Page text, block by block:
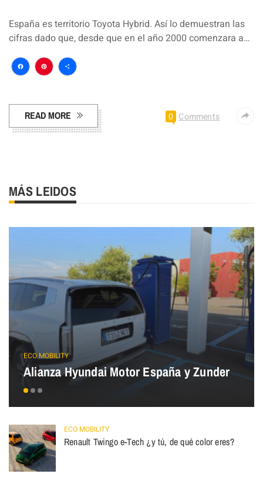
España es territorio Toyota Hybrid. Así lo demuestran las
cifras dado que, desde que en el año 2000 comenzara a…
Facebook
Pinterest
Compartir
READ MORE 0 Comments
MÁS LEIDOS
ECO MOBILITY
Alianza Hyundai Motor España y Zunder
ECO MOBILITY
Renault Twingo e-Tech ¿y tú, de qué color eres?